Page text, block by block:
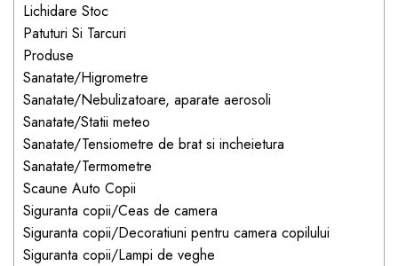
Lichidare Stoc
Patuturi Si Tarcuri
Produse
Sanatate/Higrometre
Sanatate/Nebulizatoare, aparate aerosoli
Sanatate/Statii meteo
Sanatate/Tensiometre de brat si incheietura
Sanatate/Termometre
Scaune Auto Copii
Siguranta copii/Ceas de camera
Siguranta copii/Decoratiuni pentru camera copilului
Siguranta copii/Lampi de veghe